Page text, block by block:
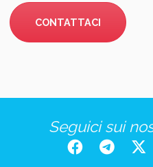
CONTATTACI
Seguici sui